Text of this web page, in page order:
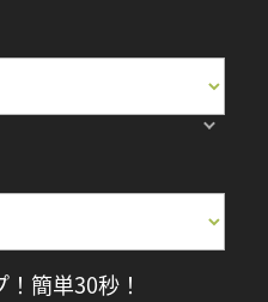
簡単30秒！